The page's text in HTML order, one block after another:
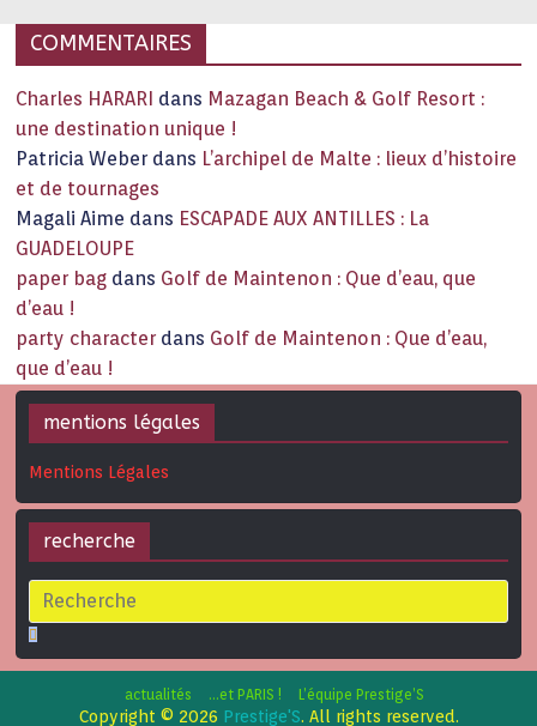
COMMENTAIRES
Charles HARARI dans Mazagan Beach & Golf Resort :
une destination unique !
Patricia Weber dans L’archipel de Malte : lieux d’histoire
et de tournages
Magali Aime dans ESCAPADE AUX ANTILLES : La
GUADELOUPE
paper bag dans Golf de Maintenon : Que d’eau, que
d’eau !
party character dans Golf de Maintenon : Que d’eau,
que d’eau !
mentions légales
Mentions Légales
recherche
actualités …et PARIS ! L’équipe Prestige’S
Copyright © 2026 Prestige'S. All rights reserved.